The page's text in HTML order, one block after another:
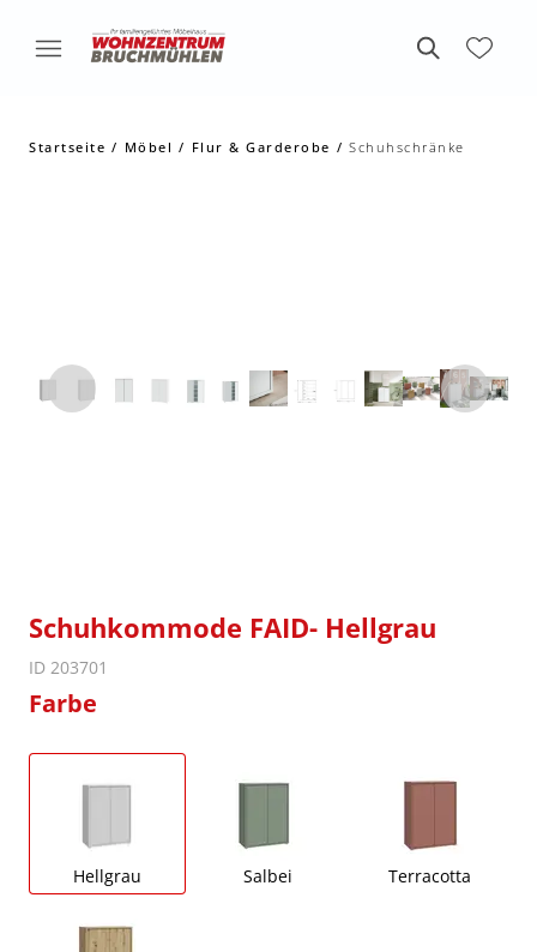
Startseite Möbel Flur & Garderobe Schuhschränke
Schuhkommode FAID- Hellgrau
ID 203701
Farbe
Hellgrau Salbei Terracotta